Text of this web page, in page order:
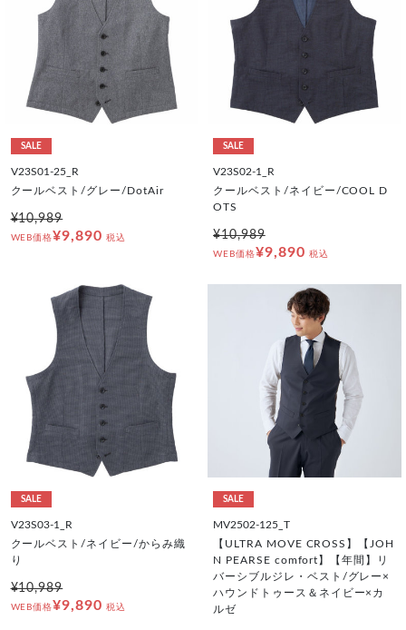
SALE
V23S01-25_R
クールベスト/グレー/DotAir
¥10,989
WEB価格¥9,890 税込
SALE
V23S02-1_R
クールベスト/ネイビー/COOL D
OTS
¥10,989
WEB価格¥9,890 税込
SALE
V23S03-1_R
クールベスト/ネイビー/からみ織
り
¥10,989
WEB価格¥9,890 税込
SALE
MV2502-125_T
【ULTRA MOVE CROSS】【JOH
N PEARSE comfort】【年間】リ
バーシブルジレ・ベスト/グレー×
ハウンドトゥース＆ネイビー×カ
ルゼ